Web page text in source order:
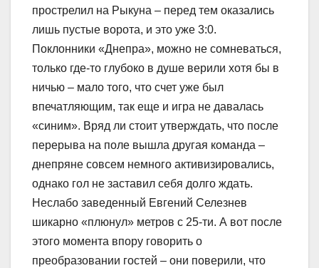
прострелил на Рыкуна – перед тем оказались
лишь пустые ворота, и это уже 3:0.
Поклонники «Днепра», можно не сомневаться,
только где-то глубоко в душе верили хотя бы в
ничью – мало того, что счет уже был
впечатляющим, так еще и игра не давалась
«синим». Вряд ли стоит утверждать, что после
перерыва на поле вышла другая команда –
днепряне совсем немного активизировались,
однако гол не заставил себя долго ждать.
Неслабо заведенный Евгений Селезнев
шикарно «плюнул» метров с 25-ти. А вот после
этого момента впору говорить о
преобразовании гостей – они поверили, что